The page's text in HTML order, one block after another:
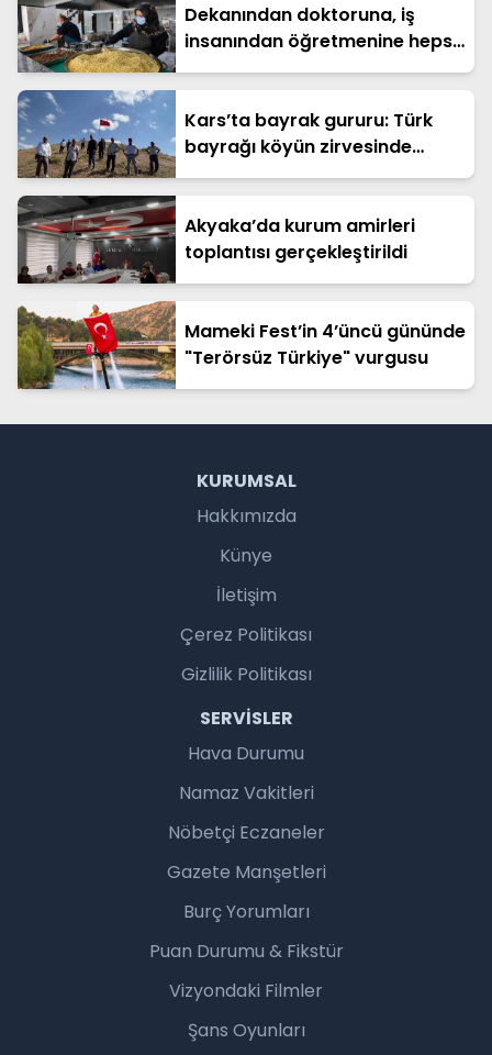
Dekanından doktoruna, iş
insanından öğretmenine hepsi
el ele verdi: 300 ihtiyaç
Kars’ta bayrak gururu: Türk
bayrağı köyün zirvesinde
dalgalanıyor
Akyaka’da kurum amirleri
toplantısı gerçekleştirildi
Mameki Fest’in 4’üncü gününde
"Terörsüz Türkiye" vurgusu
KURUMSAL
Hakkımızda
Künye
İletişim
Çerez Politikası
Gizlilik Politikası
SERVISLER
Hava Durumu
Namaz Vakitleri
Nöbetçi Eczaneler
Gazete Manşetleri
Burç Yorumları
Puan Durumu & Fikstür
Vizyondaki Filmler
Şans Oyunları